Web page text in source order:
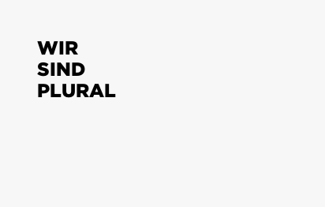
WIR
SIND
PLURAL